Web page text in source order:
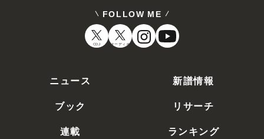
FOLLOW ME
CDJ オーディオ
ニュース
新譜情報
ブック
リサーチ
連載
ランキング